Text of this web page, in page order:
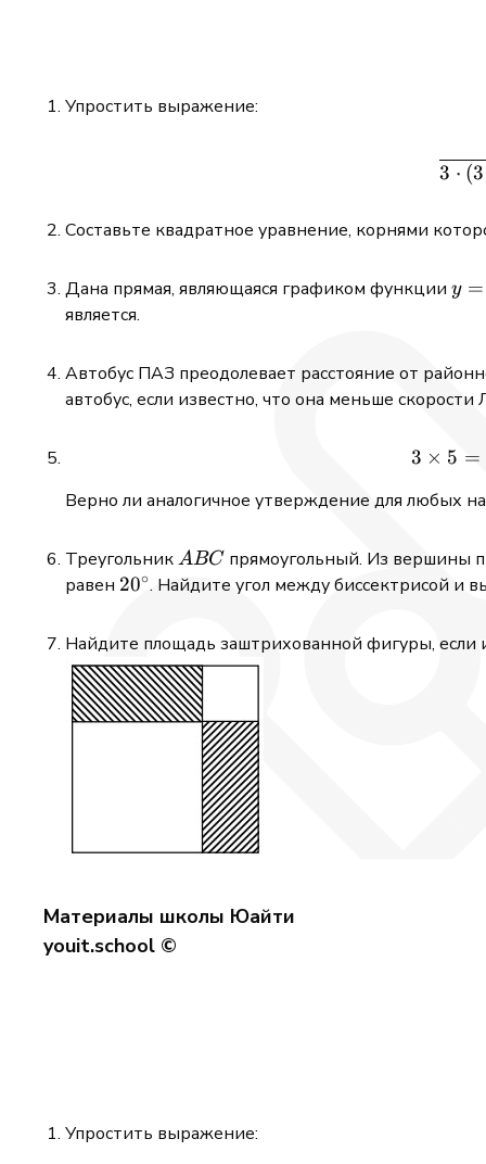
Упростить выражение:
3 ⋅ (3
Составьте квадратное уравнение, корнями
Дана прямая, являющаяся графиком функции y
+
y =
является.
Автобус ПАЗ преодолевает расстояние от
автобус, если известно, что она меньше
3 × 5 =
Верно ли аналогичное утверждение для любых
ТреугольникABC
ABC прямоугольный. Из вершины
равен 20^\circ
20∘. Найдите угол между биссектрисой и
Найдите площадь заштрихованной фигуры, если
Материалы школы Юайти
youit.school ©
Упростить выражение: